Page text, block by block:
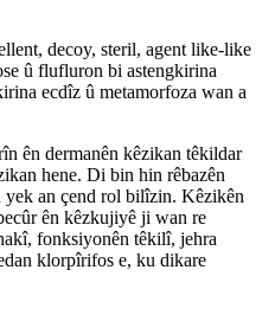
decoy, steril, agent like-like
û flufluron bi astengkirina
ecdîz û metamorfoza wan a
ên dermanên kêzikan têkildar
hene. Di bin hin rêbazên
an çend rol bilîzin. Kêzikên
ên kêzkujiyê ji wan re
fonksiyonên têkilî, jehra
klorpîrifos e, ku dikare